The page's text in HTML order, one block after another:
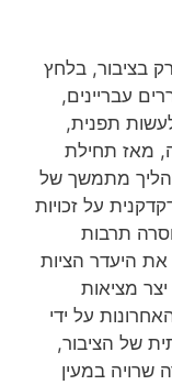
בציבור, בלחץ
עבריינים,
תפנית,
מאז תחילת
מתמשך של
על זכויות
תרבות
היעדר הציות
מציאות
על ידי
של הציבור,
שרויה במעין